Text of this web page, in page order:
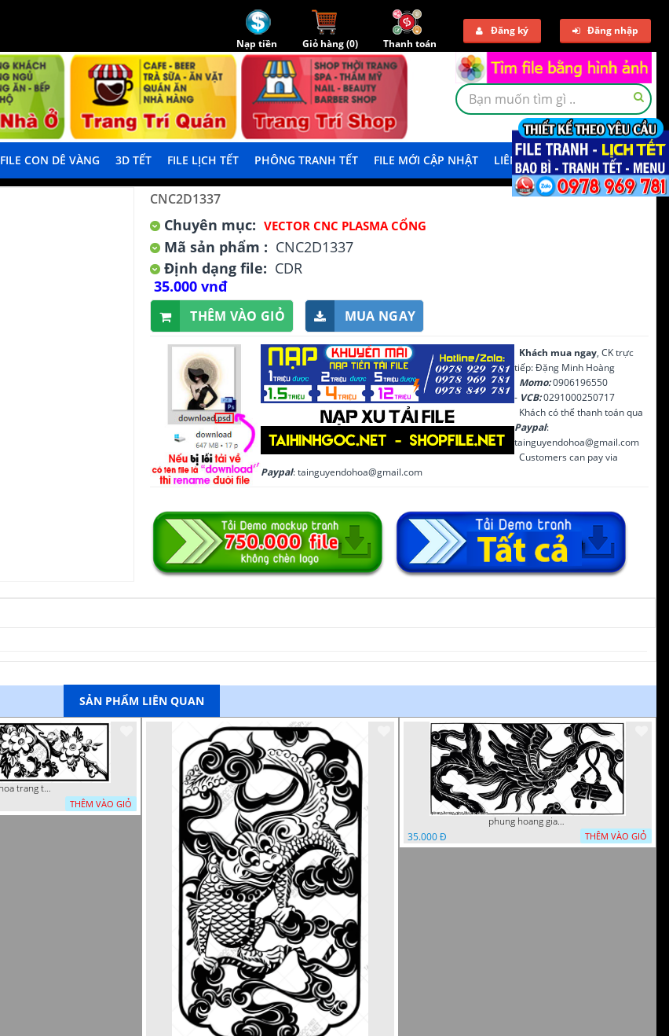
Nạp tiền Giỏ hàng (0) Thanh toán
Đăng ký Đăng nhập
FILE CON DÊ VÀNG 3D TẾT FILE LỊCH TẾT PHÔNG TRANH TẾT FILE MỚI CẬP NHẬT LIÊN HỆ TẢI DEMO
CNC2D1337
Chuyên mục: VECTOR CNC PLASMA CỔNG
Mã sản phẩm : CNC2D1337
Định dạng file: CDR
35.000 vnđ
THÊM VÀO GIỎ MUA NGAY
Khách mua ngay, CK trực
tiếp: Đặng Minh Hoàng
Momo:0906196550
- VCB:0291000250717
Khách có thể thanh toán qua
Paypal:
tainguyendohoa@gmail.com
Customers can pay via
Paypal: tainguyendohoa@gmail.com
SẢN PHẨM LIÊN QUAN
tranh hoa trang tri dep mat
THÊM VÀO GIỎ
phung hoang giao thu cnc
35.000 Đ
THÊM VÀO GIỎ